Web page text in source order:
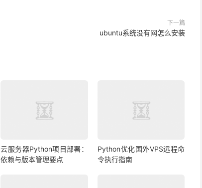
下一篇
ubuntu系统没有网怎么安装
云服务器Python项目部署：
依赖与版本管理要点
Python优化国外VPS远程命
令执行指南